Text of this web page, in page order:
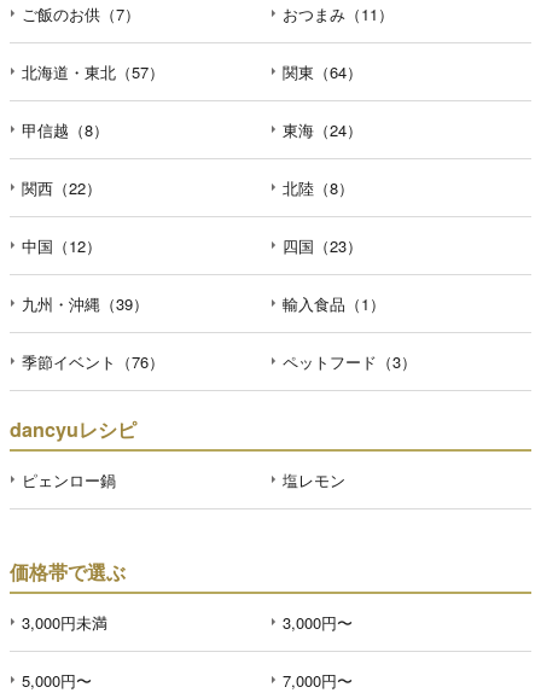
ご飯のお供（7） おつまみ（11）
北海道・東北（57） 関東（64）
甲信越（8） 東海（24）
関西（22） 北陸（8）
中国（12） 四国（23）
九州・沖縄（39） 輸入食品（1）
季節イベント（76） ペットフード（3）
dancyuレシピ
ピェンロー鍋 塩レモン
価格帯で選ぶ
3,000円未満 3,000円〜
5,000円〜 7,000円〜